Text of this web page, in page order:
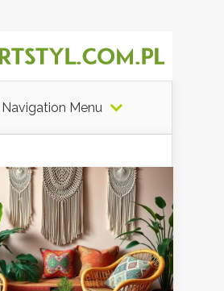
Navigation Menu